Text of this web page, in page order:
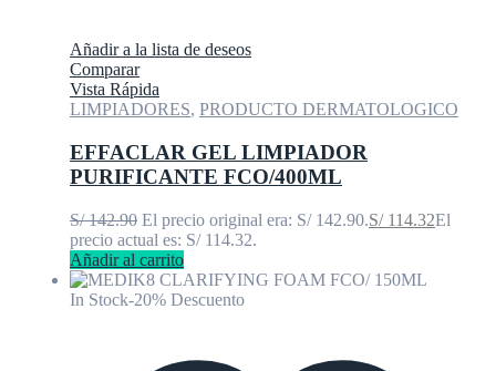
Añadir a la lista de deseos
Comparar
Vista Rápida
LIMPIADORES, PRODUCTO DERMATOLOGICO
EFFACLAR GEL LIMPIADOR
PURIFICANTE FCO/400ML
S/142.90 El precio original era: S/ 142.90.S/114.32El
precio actual es: S/ 114.32.
Añadir al carrito
In Stock-20% Descuento